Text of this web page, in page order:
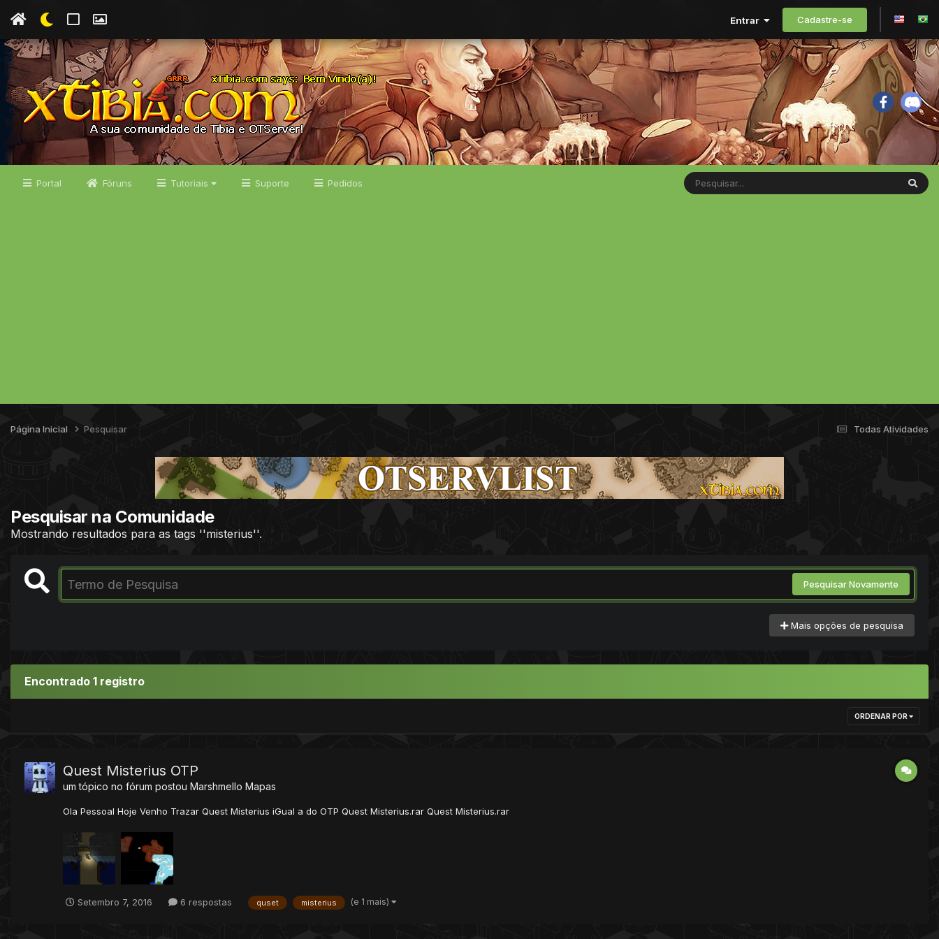
Entrar Cadastre-se
Portal Fóruns Tutoriais Suporte Pedidos
Todas Atividades
Página Inicial Pesquisar
Pesquisar na Comunidade
Mostrando resultados para as tags ''misterius''.
Pesquisar Novamente
Mais opções de pesquisa
Encontrado 1 registro
ORDENAR POR
Quest Misterius OTP
um tópico no fórum postou Marshmello Mapas
Ola Pessoal Hoje Venho Trazar Quest Misterius iGual a do OTP Quest Misterius.rar Quest Misterius.rar
Setembro 7, 2016 6 respostas quset misterius (e 1 mais)